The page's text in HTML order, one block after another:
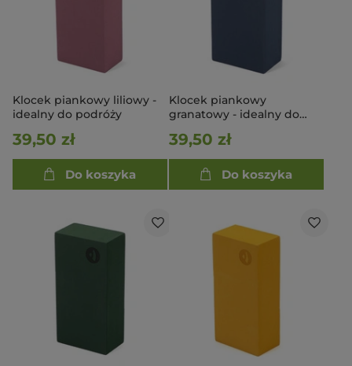
Klocek piankowy liliowy -
idealny do podróży
39,50 zł
Do koszyka
Klocek piankowy
granatowy - idealny do
39,50 zł
Do koszyka